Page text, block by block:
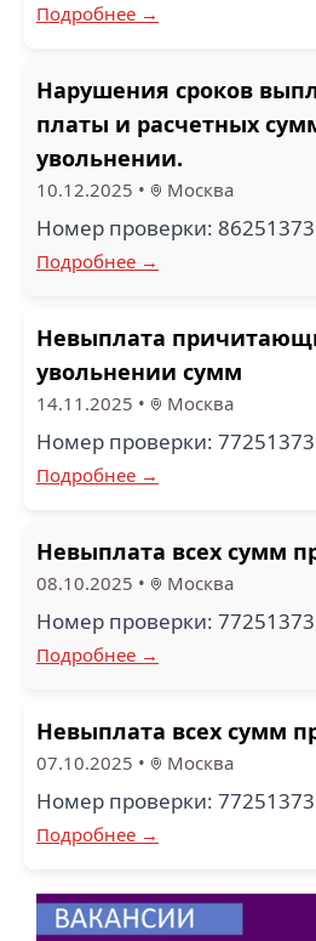
Подробнее →
Нарушения сроков
платы и расчетных
увольнении.
10.12.2025 • Москва
Номер проверки:
Подробнее →
Невыплата
увольнении сумм
14.11.2025 • Москва
Номер проверки:
Подробнее →
Невыплата всех сумм
08.10.2025 • Москва
Номер проверки:
Подробнее →
Невыплата всех сумм
07.10.2025 • Москва
Номер проверки:
Подробнее →